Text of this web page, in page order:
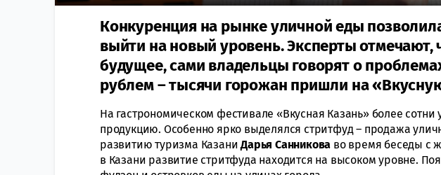
Конкуренция на рынке уличной еды
выйти на новый уровень. Эксперты отмечают,
будущее, сами владельцы говорят о
рублем – тысячи горожан пришли на
На гастрономическом фестивале «Вкусная Казань» более сотни
продукцию. Особенно ярко выделялся стритфуд – продажа
развитию туризма КазаниДарья Санникова во время беседы с
в Казани развитие стритфуда находится на высоком уровне.